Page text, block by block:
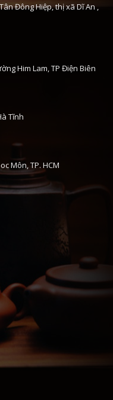
Đông Hiệp, thị xã Dĩ An ,
Him Lam, TP Điện Biên
Tĩnh
Môn, TP. HCM